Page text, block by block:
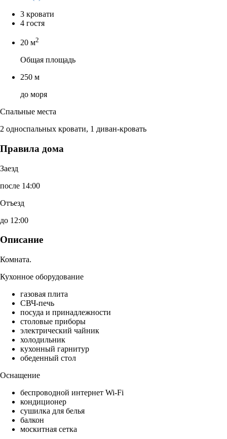
3 кровати
4 гостя
20 м2
Общая площадь
250 м
до моря
Спальные места
2 односпальных кровати, 1 диван-кровать
Правила дома
Заезд
после 14:00
Отъезд
до 12:00
Описание
Комната.
Кухонное оборудование
газовая плита
СВЧ-печь
посуда и принадлежности
столовые приборы
электрический чайник
холодильник
кухонный гарнитур
обеденный стол
Оснащение
беспроводной интернет Wi-Fi
кондиционер
сушилка для белья
балкон
москитная сетка